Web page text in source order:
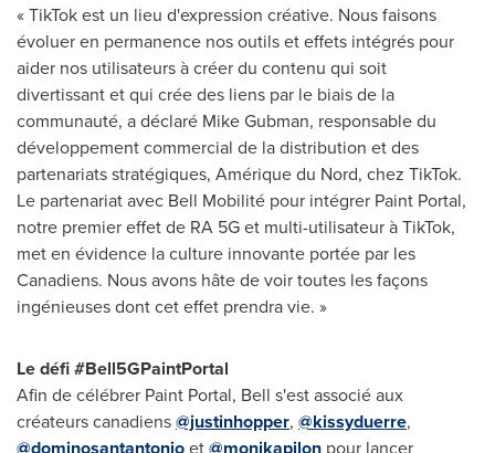
« TikTok est un lieu d'expression créative. Nous faisons
évoluer en permanence nos outils et effets intégrés pour
aider nos utilisateurs à créer du contenu qui soit
divertissant et qui crée des liens par le biais de la
communauté, a déclaré Mike Gubman, responsable du
développement commercial de la distribution et des
partenariats stratégiques, Amérique du Nord, chez TikTok.
Le partenariat avec Bell Mobilité pour intégrer Paint Portal,
notre premier effet de RA 5G et multi-utilisateur à TikTok,
met en évidence la culture innovante portée par les
Canadiens. Nous avons hâte de voir toutes les façons
ingénieuses dont cet effet prendra vie. »
Le défi #Bell5GPaintPortal
Afin de célébrer Paint Portal, Bell s'est associé aux
créateurs canadiens@justinhopper, @kissyduerre,
@dominosantantonioet@monikapilon pour lancer